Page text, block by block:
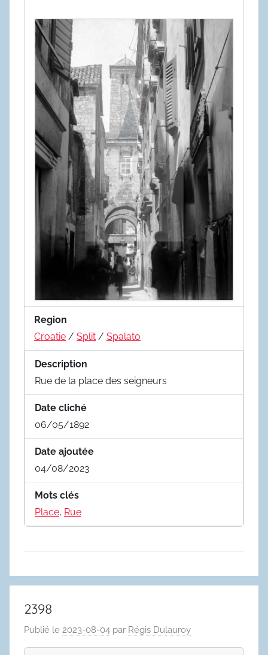
Region
Croatie / Split / Spalato
Description
Rue de la place des seigneurs
Date cliché
06/05/1892
Date ajoutée
04/08/2023
Mots clés
Place, Rue
2398
Publié le 2023-08-04 par Régis Dulauroy